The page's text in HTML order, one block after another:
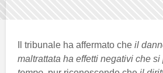
Il tribunale ha affermato che il
maltrattata ha effetti negativi che